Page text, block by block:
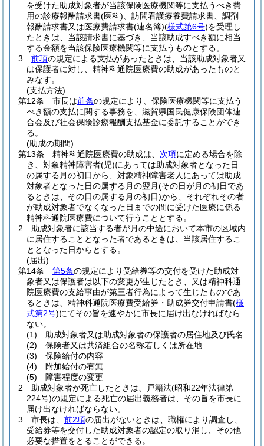
を受けた助成対象者が当該保険医療機関等に支払うべき費
用の診療報酬請求書(医科) 、訪問看護療養費請求書、調剤
報酬請求書又は医療費請求書(連名簿)(様式第6号)を受理し
たときは、当該請求書に基づき、当該助成すべき額に相当
する金額を当該保険医療機関等に支払うものとする。
3
前項の規定による支払があったときは、当該助成対象者又
は保護者に対し、精神科通院医療費の助成があったものと
みなす。
(支払方法)
第12条
市長は前条の規定により、保険医療機関等に支払う
べき額の支払に関する事務を、滋賀県国民健康保険団体連
合会及び社会保険診療報酬支払基金に委託することができ
る。
(助成の期間)
第13条
精神科通院医療費の助成は、 次項に定める場合を除
き、対象精神障害者(児)にあっては助成対象者となった日
の属する月の初日から、対象精神障害老人にあっては助成
対象者となった日の属する月の翌月(その日が月の初日であ
るときは、その日の属する月の初日)から、それぞれその者
が助成対象者でなくなった日までの間に受けた医療に係る
精神科通院医療費について行うこととする。
2
助成対象者に該当する者が月の中途において本市の区域内
に居住することとなった者であるときは、当該居住するこ
ととなった日からとする。
(届出)
第14条
第5条の規定により受給券等の交付を受けた助成対
象者又は保護者は以下の変更が生じたとき、又は精神科通
院医療費の支給事由が第三者行為によって生じたものであ
るときは、精神科通院医療費受給券・助成券交付申請書(様
式第2号)にてその旨を速やかに市長に届け出なければなら
ない。
(1)
助成対象者又は助成対象者の保護者の居住地及び氏名
(2)
保険者又は共済組合の名称若しくは所在地
(3)
保険給付の内容
(4)
附加給付の有無
(5)
障害程度の変更
2
助成対象者が死亡したときは、戸籍法(昭和22年法律第
224号)の規定による死亡の届出義務者は、その旨を市長に
届け出なければならない。
3
市長は、 前2項の届出がないときは、職権により調査し、
受給券等を交付した助成対象者の認定の取り消し、その他
必要な措置をとることができる。